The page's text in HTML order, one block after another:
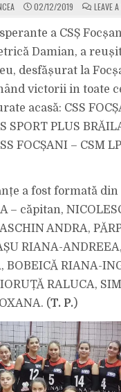
02/12/2019 LEAVE
a CSȘ
Damian, a
desfășurat la
victorii in toate
acasă: CSS
SPORT PLUS
FOCȘANI – CSM
a fost formată din
– căpitan,
ANDRA,
RIANA-
BOBEICĂ RIANA-
RALUCA,
(T. P.)